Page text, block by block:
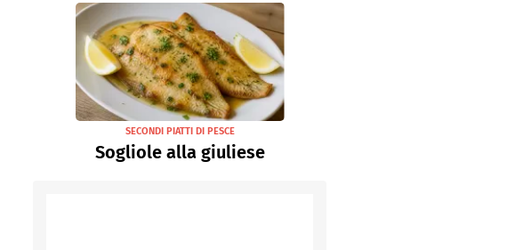
SECONDI PIATTI DI PESCE
Sogliole alla giuliese